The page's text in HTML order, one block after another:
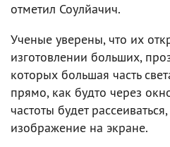
отметил Соулйачич.
Ученые уверены, что их
изготовлении больших,
которых большая часть
прямо, как будто через
частоты будет
изображение на экране.